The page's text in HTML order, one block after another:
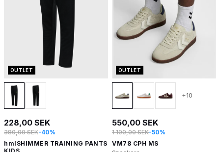
OUTLET
228,00 SEK
380,00 SEK-40%
hmlSHIMMER TRAINING PANTS
OUTLET
+10
550,00 SEK
1 100,00 SEK-50%
VM78 CPH MS